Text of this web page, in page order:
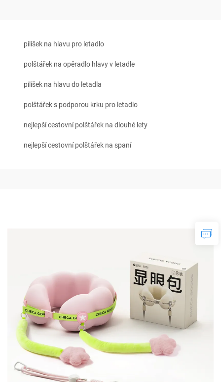
pilíšek na hlavu pro letadlo
polštářek na opěradlo hlavy v letadle
pilíšek na hlavu do letadla
polštářek s podporou krku pro letadlo
nejlepší cestovní polštářek na dlouhé lety
nejlepší cestovní polštářek na spaní